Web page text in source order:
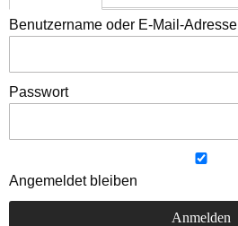
Benutzername oder E-Mail-Adresse
Passwort
Angemeldet bleiben